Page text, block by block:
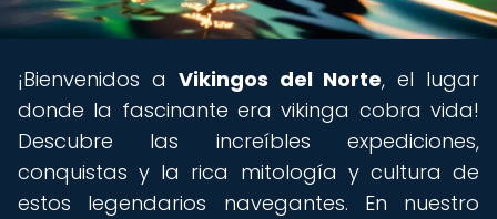
¡Bienvenidos a Vikingos del Norte, el lugar
donde la fascinante era vikinga cobra vida!
Descubre las increíbles expediciones,
conquistas y la rica mitología y cultura de
estos legendarios navegantes. En nuestro